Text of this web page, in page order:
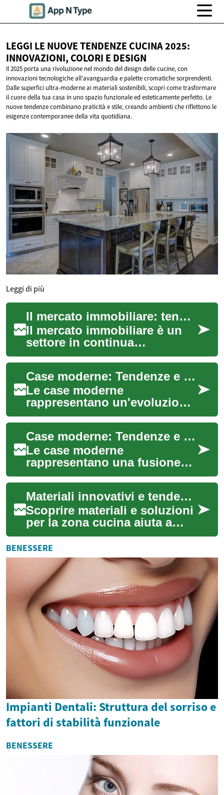
LEGGI LE NUOVE TENDENZE CUCINA 2025:
INNOVAZIONI, COLORI E DESIGN
Il 2025 porta una rivoluzione nel mondo del design delle cucine, con
innovazioni tecnologiche all'avanguardia e palette cromatiche sorprendenti.
Dalle superfici ultra-moderne ai materiali sostenibili, scopri come trasformare
il cuore della tua casa in uno spazio funzionale ed esteticamente perfetto. Le
nuove tendenze combinano praticità e stile, creando ambienti che riflettono le
esigenze contemporanee della vita quotidiana.
Leggi di più
Il mercato immobiliare: tendenze e innovazioni nel settore delle costruzioni
Il mercato immobiliare è un
settore in continua
evoluzione, influenzato da
molteplici fattori economici,
sociali e te...
Case moderne: Tendenze e innovazioni nell'architettura residenziale
Le case moderne
rappresentano un'evoluzione
significativa nell'architettura
residenziale, combinando
funzionalità, es...
Case moderne: Tendenze e innovazioni nell'architettura residenziale
Le case moderne
rappresentano una fusione
tra funzionalità, design
innovativo e sostenibilità.
Negli ultimi anni, l'a...
Materiali innovativi e tendenze per la zona cucina
Scoprire materiali e soluzioni
per la zona cucina aiuta a
coniugare estetica,
funzionalità e durabilità.
Questo artic...
BENESSERE
Impianti Dentali: Struttura del sorriso e
fattori di stabilità funzionale
BENESSERE